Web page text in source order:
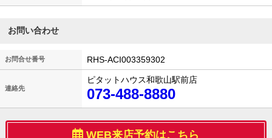
お問い合わせ
お問合せ番号 RHS-ACI003359302
連絡先
ピタットハウス和歌山駅前店
073-488-8880
WEB来店予約はこちら